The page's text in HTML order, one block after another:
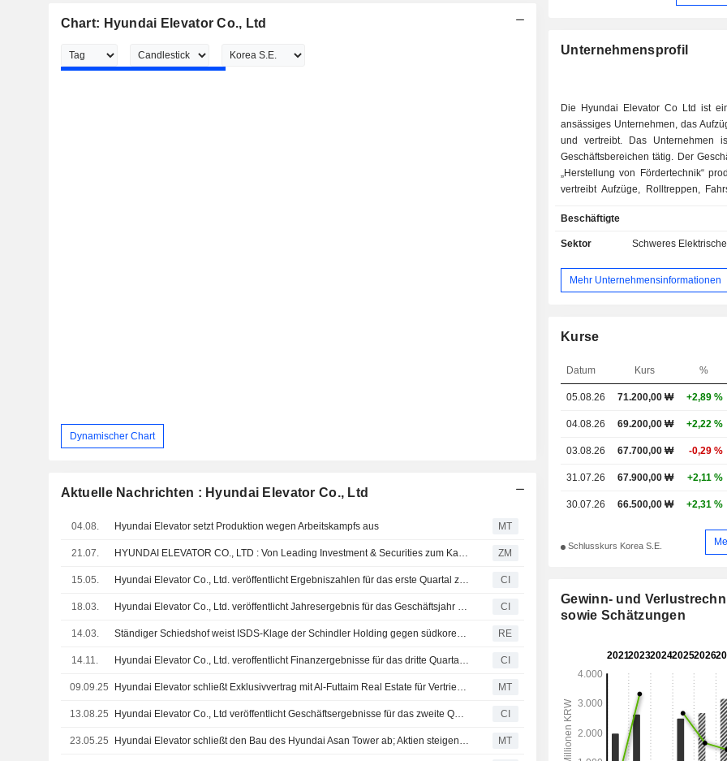
Chart: Hyundai Elevator Co., Ltd
Dynamischer Chart
Aktuelle Nachrichten : Hyundai Elevator Co., Ltd
04.08. Hyundai Elevator setzt Produktion wegen Arbeitskampfs aus MT
21.07. HYUNDAI ELEVATOR CO., LTD : Von Leading Investment & Securities zum Kauf angehoben ZM
15.05. Hyundai Elevator Co., Ltd. veröffentlicht Ergebniszahlen für das erste Quartal zum 31. März 2026 CI
18.03. Hyundai Elevator Co., Ltd. veröffentlicht Jahresergebnis für das Geschäftsjahr zum 31. Dezember 2025 CI
14.03. Ständiger Schiedshof weist ISDS-Klage der Schindler Holding gegen südkoreanische Regierung über 320 Milliarden Won ab ? Erklärung Südkoreas RE
14.11. Hyundai Elevator Co., Ltd. veroffentlicht Finanzergebnisse für das dritte Quartal und die ersten neun Monate bis zum 30. September 2025 CI
09.09.25 Hyundai Elevator schließt Exklusivvertrag mit Al-Futtaim Real Estate für Vertrieb in Saudi-Arabien MT
13.08.25 Hyundai Elevator Co., Ltd veröffentlicht Geschäftsergebnisse für das zweite Quartal und das Halbjahr zum 30. Juni 2025 CI
23.05.25 Hyundai Elevator schließt den Bau des Hyundai Asan Tower ab; Aktien steigen um 4 % MT
Unternehmensprofil
Die Hyundai Elevator Co Ltd ist
ansässiges Unternehmen, das
und vertreibt. Das Unternehmen
Geschäftsbereichen tätig. Der
„Herstellung von Fördertechnik“
vertreibt Aufzüge, Rolltreppen,
„Installations- und
bietet die Installation und den
regelmäßige
Geschäftssegment
vertreibt
Beherbergung“ betreibt
Geschäftssegment
im Investmentbereich
an. Das
von Grundstücken und
Geschäftssegment
Beschäftigte
Sektor Schweres
Mehr Unternehmensinformationen
Kurse
Datum Kurs %
05.08.26 71.200,00 ₩ +2,89 %
04.08.26 69.200,00 ₩ +2,22 %
03.08.26 67.700,00 ₩ -0,29 %
31.07.26 67.900,00 ₩ +2,11 %
30.07.26 66.500,00 ₩ +2,31 %
Schlusskurs Korea S.E.
Gewinn- und
sowie Schätzungen